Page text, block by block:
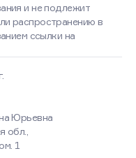
Юрьевна
обл.,
1
и не подлежит
распространению в
ссылки на